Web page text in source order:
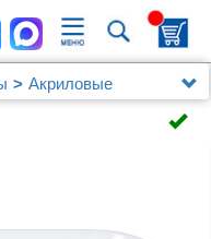
Акриловые
Smart 170x78